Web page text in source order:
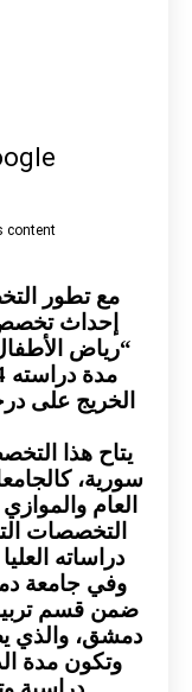
مع تطور
إحداث
“رياض
الخريج على
يتاح هذا
سورية،
العام
التخصصات
دراساته
وفي جامعة
ضمن قسم
دمشق، والذي